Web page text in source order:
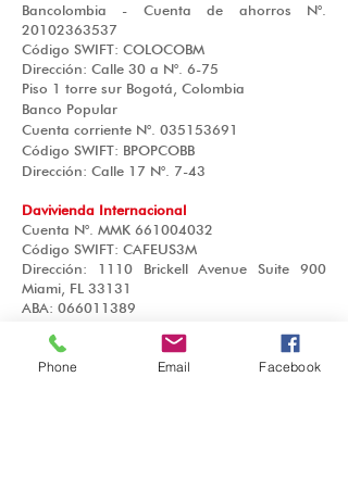
Bancolombia - Cuenta de ahorros N°.
20102363537
Código SWIFT: COLOCOBM
Dirección: Calle 30 a N°. 6-75
Piso 1 torre sur Bogotá, Colombia
Banco Popular
Cuenta corriente N°. 035153691
Código SWIFT: BPOPCOBB
Dirección: Calle 17 N°. 7-43
Davivienda Internacional
Cuenta N°. MMK 661004032
Código SWIFT: CAFEUS3M
Dirección: 1110 Brickell Avenue Suite 900
Miami, FL 33131
ABA: 066011389
Realizar el documento a nombre de
SOCIEDAD SALESIANA
Phone Email Facebook